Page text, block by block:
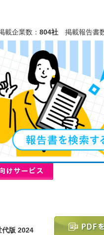
載企業数： 804社 掲載報告書
版 2024